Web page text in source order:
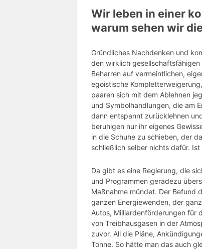
Wir leben in einer
warum sehen wir
Gründliches Nachdenken und
den wirklich
Beharren auf vermeintlichen,
egoistische Kompletterweigerung
paaren sich mit dem Ablehnen
und Symbolhandlungen, die am
dann entspannt zurücklehnen
beruhigen nur ihr eigenes
in die Schuhe zu schieben, der
schließlich selber nichts dafür. Ist
Da gibt es eine Regierung, die
und Programmen geradezu
Maßnahme mündet. Der Befund
ganzen Energiewenden, der
Autos, Milliardenförderungen für
von Treibhausgasen in der
zuvor. All die Pläne,
Tonne. So hätte man das auch